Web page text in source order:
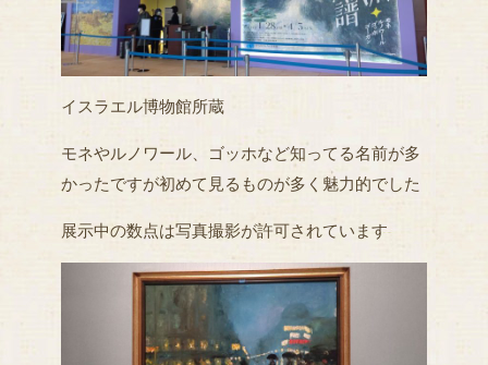
イスラエル博物館所蔵
モネやルノワール、ゴッホなど知ってる名前が多
かったですが初めて見るものが多く魅力的でした
展示中の数点は写真撮影が許可されています